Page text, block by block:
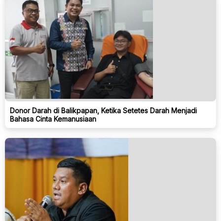
Donor Darah di Balikpapan, Ketika Setetes Darah Menjadi
Bahasa Cinta Kemanusiaan